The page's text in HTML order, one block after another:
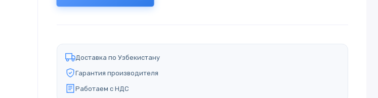
Доставка по Узбекистану
Гарантия производителя
Работаем с НДС